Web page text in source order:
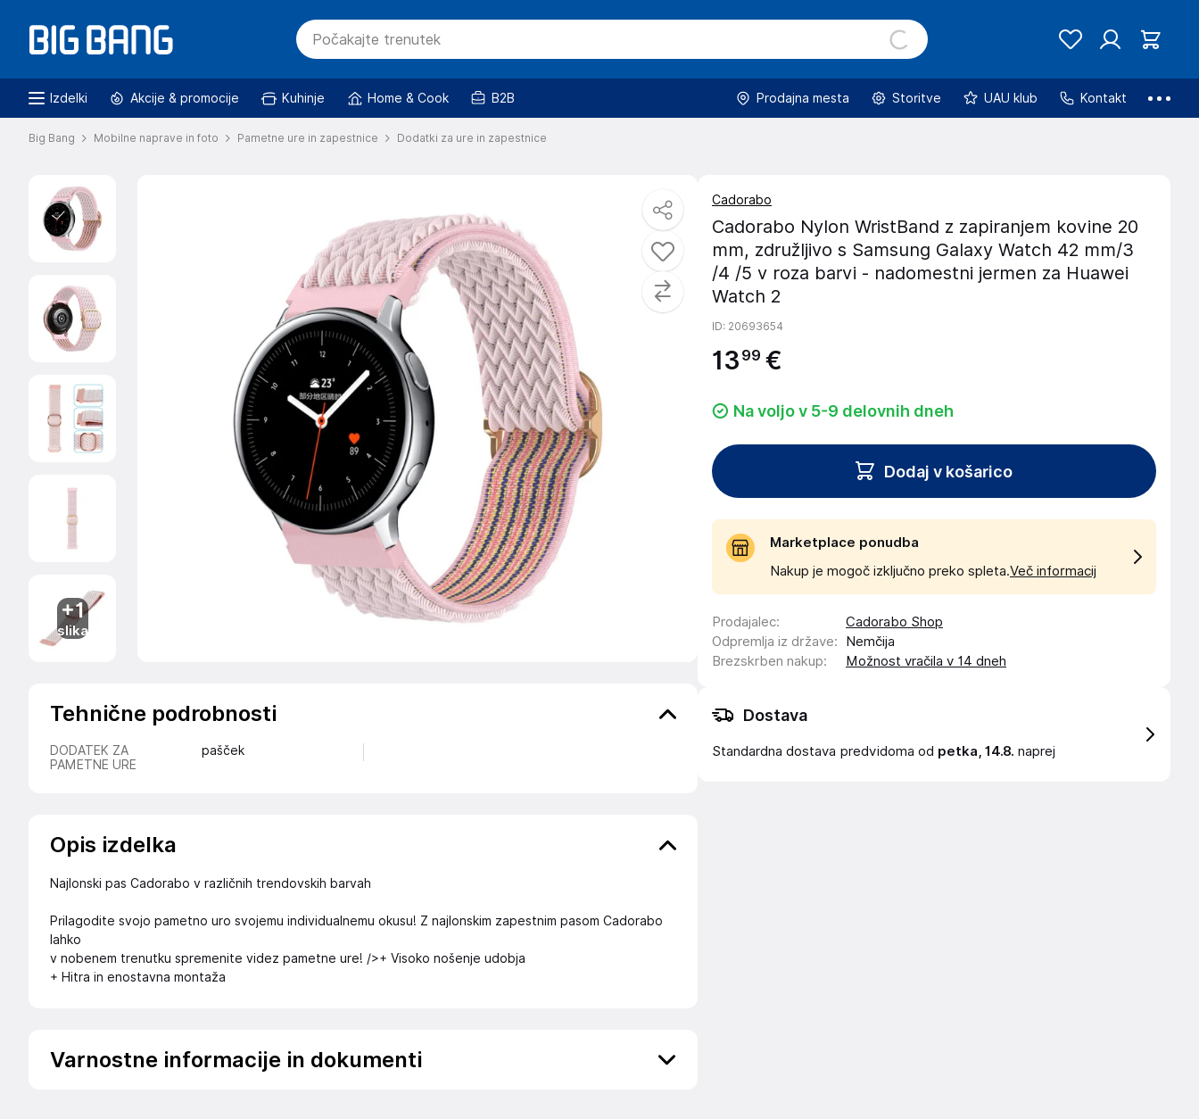
Izdelki Akcije & promocije Kuhinje Home & Cook B2B Prodajna mesta Storitve UAU klub Kontakt
Big Bang Mobilne naprave in foto Pametne ure in zapestnice Dodatki za ure in zapestnice
+1
slika
Tehnične podrobnosti
DODATEK ZA
PAMETNE URE
pašček
Opis izdelka
Najlonski pas Cadorabo v različnih trendovskih barvah
Prilagodite svojo pametno uro svojemu individualnemu okusu! Z najlonskim zapestnim pasom Cadorabo
lahko
v nobenem trenutku spremenite videz pametne ure! />+ Visoko nošenje udobja
+ Hitra in enostavna montaža
Varnostne informacije in dokumenti
Cadorabo
Cadorabo Nylon WristBand z zapiranjem kovine 20
mm, združljivo s Samsung Galaxy Watch 42 mm/3
/4 /5 v roza barvi - nadomestni jermen za Huawei
Watch 2
ID: 20693654
13 99 €
Na voljo v 5-9 delovnih dneh
Dodaj v košarico
Marketplace ponudba
Nakup je mogoč izključno preko spleta.Več informacij
Prodajalec:
Cadorabo Shop
Odpremlja iz države:
Nemčija
Brezskrben nakup: Možnost vračila v 14 dneh
Dostava
Standardna dostava predvidoma od petka, 14.8. naprej